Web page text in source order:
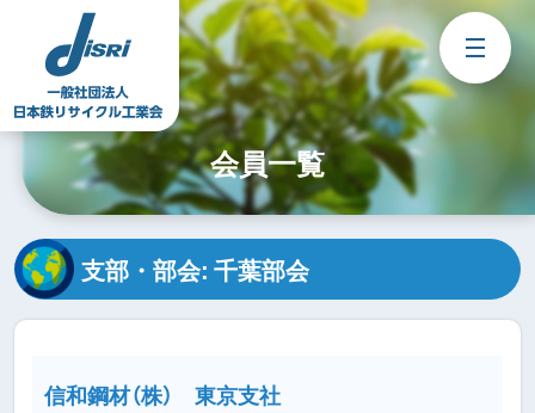
content
会員一覧
支部・部会: 千葉部会
信和鋼材（株） 東京支社